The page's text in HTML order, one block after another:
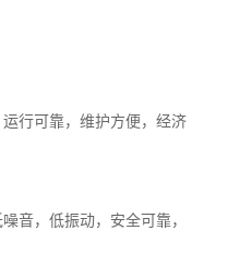
行可靠，维护方便，经济
音，低振动，安全可靠，